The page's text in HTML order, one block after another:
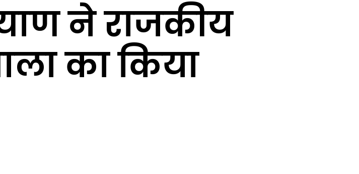
ने राजकीय
का किया